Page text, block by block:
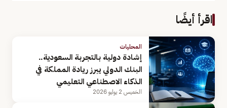
اقرأ أيضًا
المحليات
إشادة دولية بالتجربة السعودية..
البنك الدولي يبرز ريادة المملكة في
الذكاء الاصطناعي التعليمي
الخميس 2 يوليو 2026